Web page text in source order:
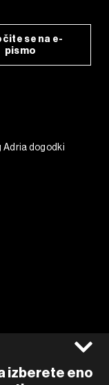
izberete eno
se na e-
pismo
Adria dogodki